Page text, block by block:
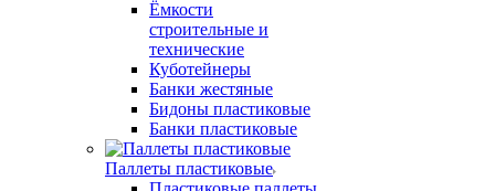
Ёмкости
строительные и
технические
Куботейнеры
Банки жестяные
Бидоны пластиковые
Банки пластиковые
Паллеты пластиковые